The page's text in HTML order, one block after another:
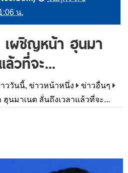
น.
ผชิญหน้า ฮุนมา
ล้วที่จะ...
ววันนี้, ข่าวหน้าหนึ่ง
ข่าวอื่นๆ
นมาเนต ลั่นถึงเวลาแล้วที่จะ...